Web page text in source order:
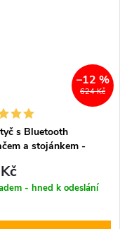
624 Kč
–12 %
s Bluetooth
a stojánkem -
- hned k odeslání